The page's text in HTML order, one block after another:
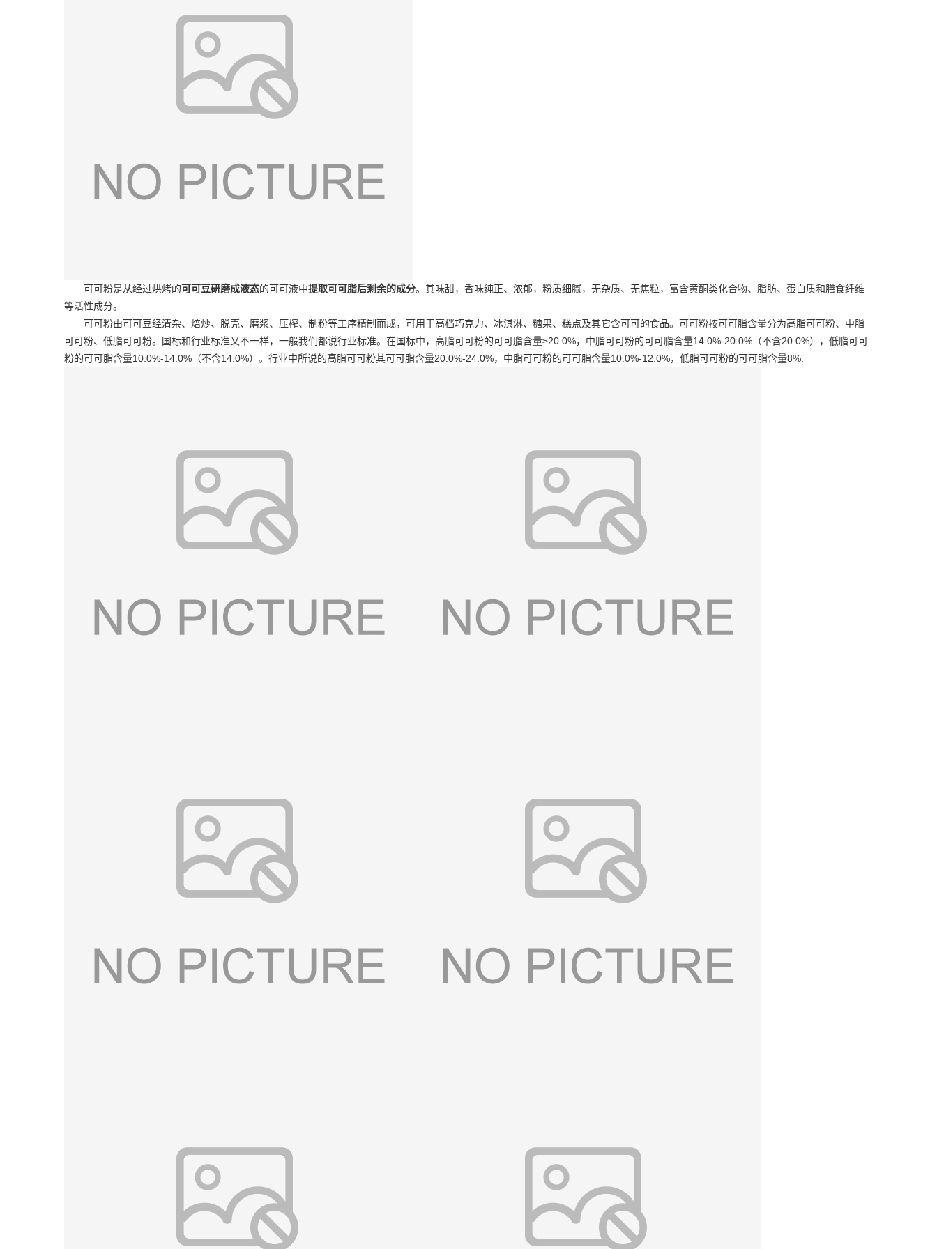
可可粉是从经过烘烤的可可豆研磨成液态的可可液中提取可可脂后剩余的成分。其味甜，香味纯正、浓郁，粉质细腻，无杂质、无焦粒，富含黄酮类化合物、脂肪、蛋白质和膳食纤维
等活性成分。
可可粉由可可豆经清杂、焙炒、脱壳、磨浆、压榨、制粉等工序精制而成，可用于高档巧克力、冰淇淋、糖果、糕点及其它含可可的食品。 可可粉按可可脂含量分为高脂可可粉、中脂
可可粉、低脂可可粉。国标和行业标准又不一样，一般我们都说行业标准。在国标中，高脂可可粉的可可脂含量≥20.0%，中脂可可粉的可可脂含量14.0%-20.0%（不含20.0%），低脂可可
粉的可可脂含量10.0%-14.0%（不含14.0%）。行业中所说的高脂可可粉其可可脂含量20.0%-24.0%，中脂可可粉的可可脂含量10.0%-12.0%，低脂可可粉的可可脂含量8%.